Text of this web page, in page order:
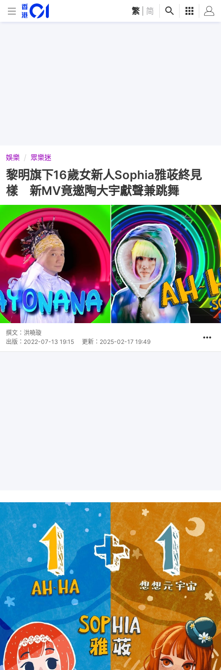
繁 简
娛樂 眾樂迷
黎明旗下16歲女新人Sophia雅荍終見
樣 新MV竟邀陶大宇獻聲兼跳舞
撰文： 洪曉璇
出版： 2022-07-13 19:15 更新： 2025-02-17 19:49